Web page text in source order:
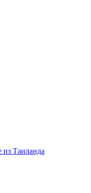
из Таиланда